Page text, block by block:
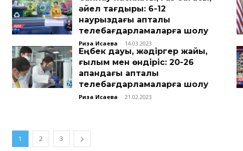
әйел тағдыры: 6-12
наурыздағы апталық
телебағдарламаларға шолу
Риза Исаева - 14.03.2023
Еңбек дауы, жәдіргер жайы,
ғылым мен өндіріс: 20-26
ақпандағы апталық
телебағдарламаларға шолу
Риза Исаева - 21.02.2023
1 2 3